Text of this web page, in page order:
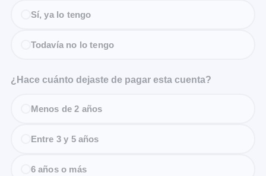
Sí, ya lo tengo
Todavía no lo tengo
¿Hace cuánto dejaste de pagar esta cuenta?
Menos de 2 años
Entre 3 y 5 años
6 años o más